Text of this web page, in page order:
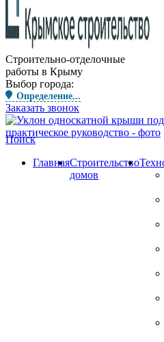
Строительно-отделочные
работы в Крыму
Выбор города:
Определение...
Заказать звонок
Поиск
ГлавнаяСтроительство
домов